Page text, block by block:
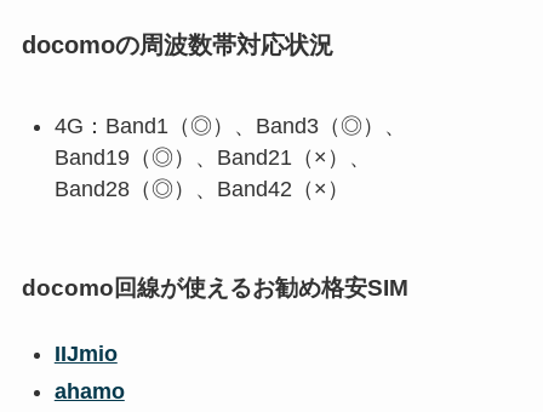
docomoの周波数帯対応状況
4G：Band1（◎）、Band3（◎）、
Band19（◎）、Band21（×）、
Band28（◎）、Band42（×）
docomo回線が使えるお勧め格安SIM
IIJmio
ahamo